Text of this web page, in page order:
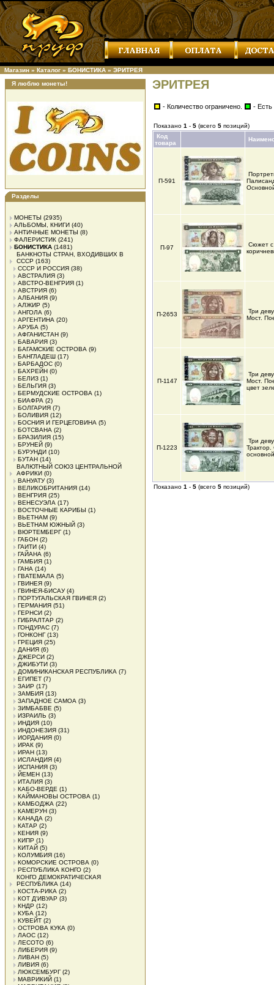
Магазин » Каталог » БОНИСТИКА » ЭРИТРЕЯ
Я люблю монеты!
Разделы
МОНЕТЫ (2935)
АЛЬБОМЫ, КНИГИ (40)
АНТИЧНЫЕ МОНЕТЫ (8)
ФАЛЕРИСТИК (241)
БОНИСТИКА (1481)
БАНКНОТЫ СТРАН, ВХОДИВШИХ В
СССР (163)
СССР И РОССИЯ (38)
АВСТРАЛИЯ (3)
АВСТРО-ВЕНГРИЯ (1)
АВСТРИЯ (6)
АЛБАНИЯ (9)
АЛЖИР (5)
АНГОЛА (6)
АРГЕНТИНА (20)
АРУБА (5)
АФГАНИСТАН (9)
БАВАРИЯ (3)
БАГАМСКИЕ ОСТРОВА (9)
БАНГЛАДЕШ (17)
БАРБАДОС (0)
БАХРЕЙН (0)
БЕЛИЗ (1)
БЕЛЬГИЯ (3)
БЕРМУДСКИЕ ОСТРОВА (1)
БИАФРА (2)
БОЛГАРИЯ (7)
БОЛИВИЯ (12)
БОСНИЯ И ГЕРЦЕГОВИНА (5)
БОТСВАНА (2)
БРАЗИЛИЯ (15)
БРУНЕЙ (9)
БУРУНДИ (10)
БУТАН (14)
ВАЛЮТНЫЙ СОЮЗ ЦЕНТРАЛЬНОЙ
АФРИКИ (0)
ВАНУАТУ(3)
ВЕЛИКОБРИТАНИЯ (14)
ВЕНГРИЯ (25)
ВЕНЕСУЭЛА (17)
ВОСТОЧНЫЕ КАРИБЫ (1)
ВЬЕТНАМ (9)
ВЬЕТНАМ ЮЖНЫЙ (3)
ВЮРТЕМБЕРГ(1)
ГАБОН (2)
ГАИТИ (4)
ГАЙАНА (6)
ГАМБИЯ (1)
ГАНА (14)
ГВАТЕМАЛА (5)
ГВИНЕЯ (9)
ГВИНЕЯ-БИСАУ(4)
ПОРТУГАЛЬСКАЯ ГВИНЕЯ (2)
ГЕРМАНИЯ (51)
ГЕРНСИ (2)
ГИБРАЛТАР (2)
ГОНДУРАС (7)
ГОНКОНГ(13)
ГРЕЦИЯ (25)
ДАНИЯ (6)
ДЖЕРСИ (2)
ДЖИБУТИ (3)
ДОМИНИКАНСКАЯ РЕСПУБЛИКА (7)
ЕГИПЕТ (7)
ЗАИР (17)
ЗАМБИЯ (13)
ЗАПАДНОЕ САМОА (3)
ЗИМБАБВЕ (5)
ИЗРАИЛЬ (3)
ИНДИЯ (10)
ИНДОНЕЗИЯ (31)
ИОРДАНИЯ (0)
ИРАК (9)
ИРАН (13)
ИСЛАНДИЯ (4)
ИСПАНИЯ (3)
ЙЕМЕН (13)
ИТАЛИЯ (3)
КАБО-ВЕРДЕ (1)
КАЙМАНОВЫ ОСТРОВА (1)
КАМБОДЖА (22)
КАМЕРУН (3)
КАНАДА (2)
КАТАР (2)
КЕНИЯ (9)
КИПР (1)
КИТАЙ (5)
КОЛУМБИЯ (16)
КОМОРСКИЕ ОСТРОВА (0)
РЕСПУБЛИКА КОНГО (2)
КОНГО ДЕМОКРАТИЧЕСКАЯ
РЕСПУБЛИКА (14)
КОСТА-РИКА (2)
КОТ Д'ИВУАР (3)
КНДР (12)
КУБА (12)
КУВЕЙТ (2)
ОСТРОВА КУКА (0)
ЛАОС (12)
ЛЕСОТО (6)
ЛИБЕРИЯ (9)
ЛИВАН (5)
ЛИВИЯ (6)
ЛЮКСЕМБУРГ(2)
МАВРИКИЙ (1)
ЭРИТРЕЯ
- Количество ограничено. - Есть
Показано 1 - 5 (всего 5 позиций)
Код
товара
П-591
П-97
Сюжет с
П-2653
Три
Мост.
П-1147
Три
Мост.
цвет
П-1223
Три
Показано 1 - 5 (всего 5 позиций)